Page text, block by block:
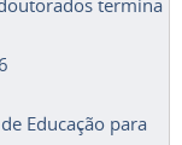
termina
Educação para